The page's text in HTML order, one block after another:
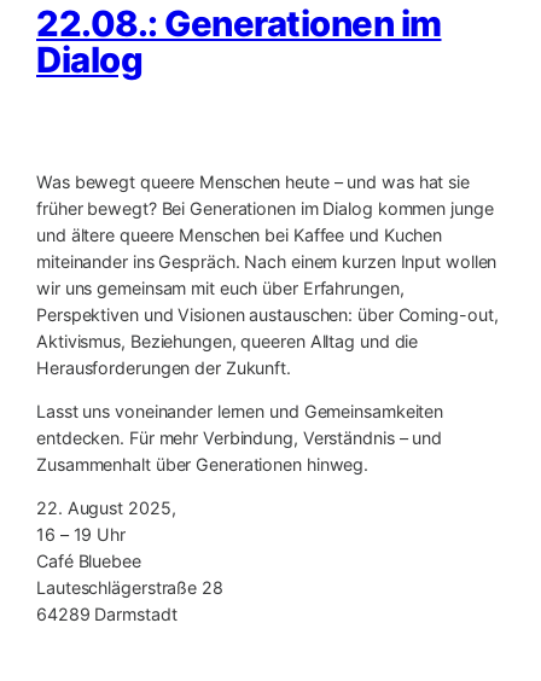
22.08.: Generationen im
Dialog
Was bewegt queere Menschen heute – und was hat sie
früher bewegt? Bei Generationen im Dialog kommen junge
und ältere queere Menschen bei Kaffee und Kuchen
miteinander ins Gespräch. Nach einem kurzen Input wollen
wir uns gemeinsam mit euch über Erfahrungen,
Perspektiven und Visionen austauschen: über Coming-out,
Aktivismus, Beziehungen, queeren Alltag und die
Herausforderungen der Zukunft.
Lasst uns voneinander lernen und Gemeinsamkeiten
entdecken. Für mehr Verbindung, Verständnis – und
Zusammenhalt über Generationen hinweg.
22. August 2025,
16 – 19 Uhr
Café Bluebee
Lauteschlägerstraße 28
64289 Darmstadt